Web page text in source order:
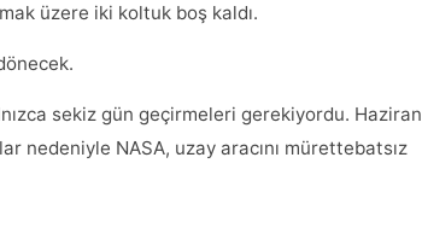
üzere iki koltuk boş kaldı.
sekiz gün geçirmeleri gerekiyordu. Haziran
nedeniyle NASA, uzay aracını mürettebatsız